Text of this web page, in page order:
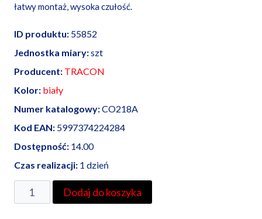
łatwy montaż, wysoka czułość.
ID produktu: 55852
Jednostka miary:szt
Producent: TRACON
Kolor: biały
Numer katalogowy:CO218A
Kod EAN: 5997374224284
Dostępność: 14.00
Czas realizacji: 1 dzień
ilość
Czujnik
Dodaj do koszyka